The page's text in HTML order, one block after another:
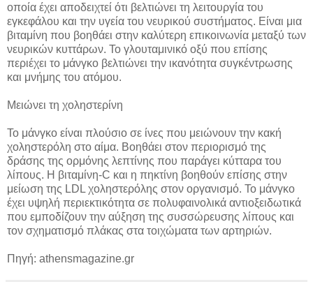
οποία έχει αποδειχτεί ότι βελτιώνει τη λειτουργία του
εγκεφάλου και την υγεία του νευρικού συστήματος. Είναι μια
βιταμίνη που βοηθάει στην καλύτερη επικοινωνία μεταξύ των
νευρικών κυττάρων. Το γλουταμινικό οξύ που επίσης
περιέχει το μάνγκο βελτιώνει την ικανότητα συγκέντρωσης
και μνήμης του ατόμου.
Μειώνει τη χοληστερίνη
Το μάνγκο είναι πλούσιο σε ίνες που μειώνουν την κακή
χοληστερόλη στο αίμα. Βοηθάει στον περιορισμό της
δράσης της ορμόνης λεπτίνης που παράγει κύτταρα του
λίπους. Η βιταμίνη-C και η πηκτίνη βοηθούν επίσης στην
μείωση της LDL χοληστερόλης στον οργανισμό. Το μάνγκο
έχει υψηλή περιεκτικότητα σε πολυφαινολικά αντιοξειδωτικά
που εμποδίζουν την αύξηση της συσσώρευσης λίπους και
τον σχηματισμό πλάκας στα τοιχώματα των αρτηριών.
Πηγή: athensmagazine.gr